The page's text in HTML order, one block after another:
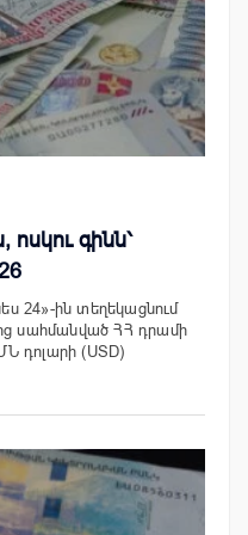
ոսկու գինն՝
24»-ին տեղեկացնում
սահմանված ՀՀ դրամի
դոլարի (USD)